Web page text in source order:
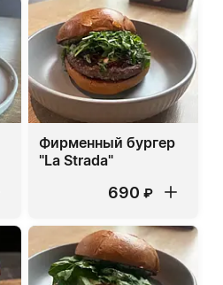
Фирменный бургер
"La Strada"
690 ₽